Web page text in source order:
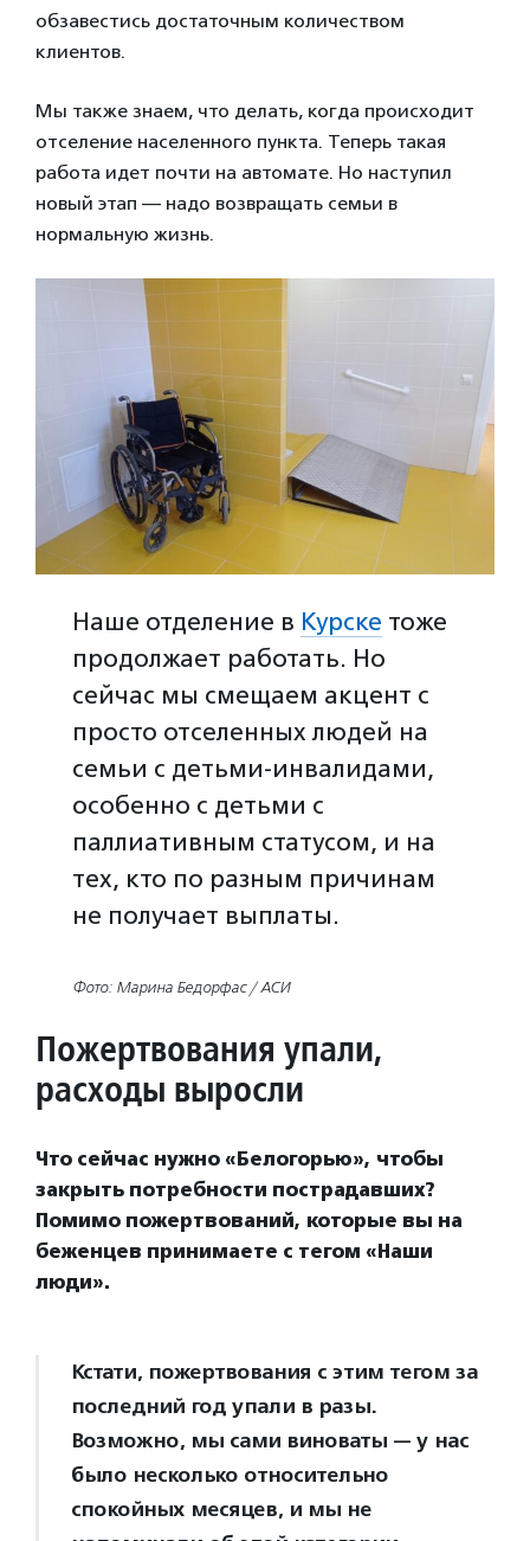
обзавестись достаточным количеством
клиентов.
Мы также знаем, что делать, когда происходит
отселение населенного пункта. Теперь такая
работа идет почти на автомате. Но наступил
новый этап — надо возвращать семьи в
нормальную жизнь.
Наше отделение в Курске тоже
продолжает работать. Но
сейчас мы смещаем акцент с
просто отселенных людей на
семьи с детьми-инвалидами,
особенно с детьми с
паллиативным статусом, и на
тех, кто по разным причинам
не получает выплаты.
Фото: Марина Бедорфас / АСИ
Пожертвования упали,
расходы выросли
Что сейчас нужно «Белогорью», чтобы
закрыть потребности пострадавших?
Помимо пожертвований, которые вы на
беженцев принимаете с тегом «Наши
люди».
Кстати, пожертвования с этим тегом за
последний год упали в разы.
Возможно, мы сами виноваты — у нас
было несколько относительно
спокойных месяцев, и мы не